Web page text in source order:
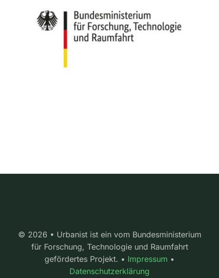
© 2026 • Urbanist ist ein vom Bundesministerium
für Forschung, Technologie und Raumfahrt
gefördertes Projekt. • Impressum •
Datenschutzerklärung